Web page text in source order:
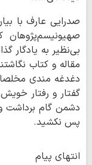
صدرایی عارف با
صهیونیسم‌پژوهان
بی‌نظیر به یادگار
مقاله و کتاب
دغدغه مندی
گفتار و رفتار
دشمن گام برداشت
پس نکشید.
انتهای پیام